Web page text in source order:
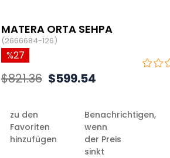
MATERA ORTA SEHPA
(2666684-126)
27
$821.36 $599.54
zu den
Favoriten
hinzufügen
Benachrichtigen,
wenn
der Preis
sinkt